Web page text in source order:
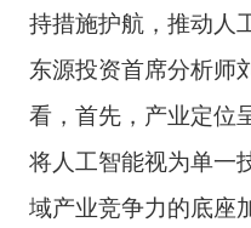
持措施护航，推动人
东源投资首席分析师
看，首先，产业定位
将人工智能视为单一
域产业竞争力的底座